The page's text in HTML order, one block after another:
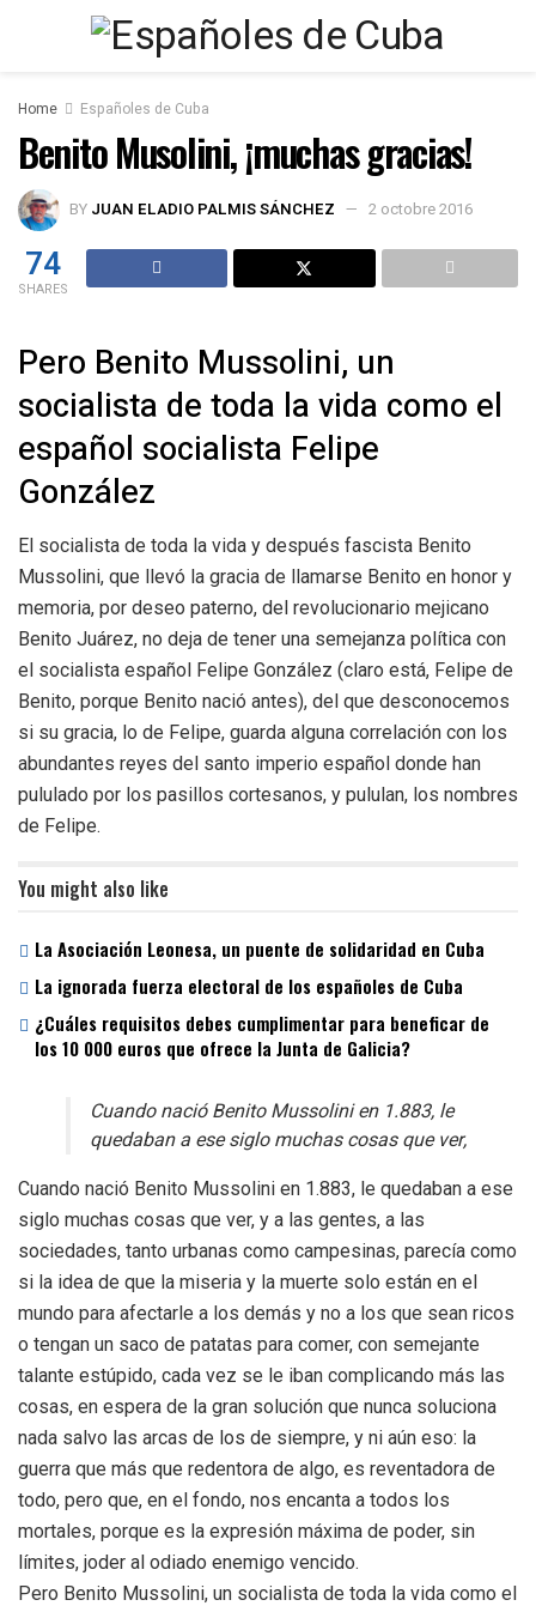
Home Españoles de Cuba
Benito Musolini, ¡muchas gracias!
BY JUAN ELADIO PALMIS SÁNCHEZ 2 octobre 2016
74
SHARES
Pero Benito Mussolini, un
socialista de toda la vida como el
español socialista Felipe
González
El socialista de toda la vida y después fascista Benito
Mussolini, que llevó la gracia de llamarse Benito en honor y
memoria, por deseo paterno, del revolucionario mejicano
Benito Juárez, no deja de tener una semejanza política con
el socialista español Felipe González (claro está, Felipe de
Benito, porque Benito nació antes), del que desconocemos
si su gracia, lo de Felipe, guarda alguna correlación con los
abundantes reyes del santo imperio español donde han
pululado por los pasillos cortesanos, y pululan, los nombres
de Felipe.
You might also like
La Asociación Leonesa, un puente de solidaridad en Cuba
La ignorada fuerza electoral de los españoles de Cuba
¿Cuáles requisitos debes cumplimentar para beneficar de
los 10 000 euros que ofrece la Junta de Galicia?
Cuando nació Benito Mussolini en 1.883, le
quedaban a ese siglo muchas cosas que ver,
Cuando nació Benito Mussolini en 1.883, le quedaban a ese
siglo muchas cosas que ver, y a las gentes, a las
sociedades, tanto urbanas como campesinas, parecía como
si la idea de que la miseria y la muerte solo están en el
mundo para afectarle a los demás y no a los que sean ricos
o tengan un saco de patatas para comer, con semejante
talante estúpido, cada vez se le iban complicando más las
cosas, en espera de la gran solución que nunca soluciona
nada salvo las arcas de los de siempre, y ni aún eso: la
guerra que más que redentora de algo, es reventadora de
todo, pero que, en el fondo, nos encanta a todos los
mortales, porque es la expresión máxima de poder, sin
límites, joder al odiado enemigo vencido.
Pero Benito Mussolini, un socialista de toda la vida como el